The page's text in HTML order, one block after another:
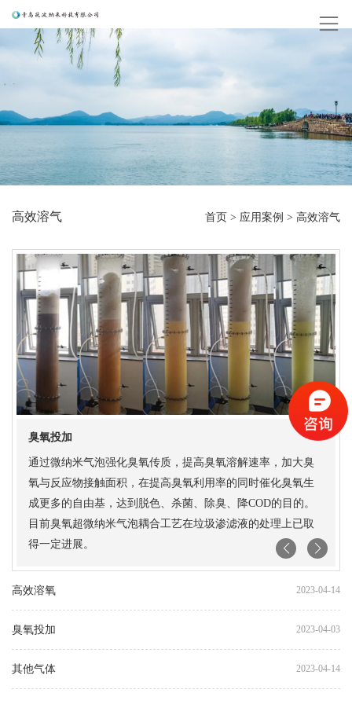
高效溶气 首页 > 应用案例 > 高效溶气
臭氧投加
通过微纳米气泡强化臭氧传质，提高臭氧溶解速率，加大臭
氧与反应物接触面积，在提高臭氧利用率的同时催化臭氧生
成更多的自由基，达到脱色、杀菌、除臭、降COD的目的。
目前臭氧超微纳米气泡耦合工艺在垃圾渗滤液的处理上已取
得一定进展。
高效溶氧 2023-04-14
臭氧投加 2023-04-03
其他气体 2023-04-14